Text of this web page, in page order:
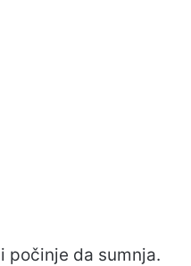
počinje da sumnja.